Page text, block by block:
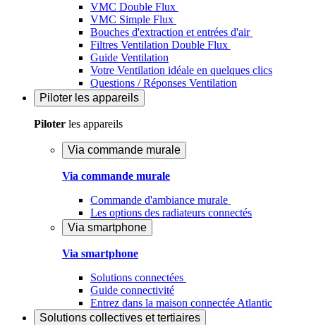
VMC Double Flux
VMC Simple Flux
Bouches d'extraction et entrées d'air
Filtres Ventilation Double Flux
Guide Ventilation
Votre Ventilation idéale en quelques clics
Questions / Réponses Ventilation
Piloter les appareils
Piloter les appareils
Via commande murale
Via commande murale
Commande d'ambiance murale
Les options des radiateurs connectés
Via smartphone
Via smartphone
Solutions connectées
Guide connectivité
Entrez dans la maison connectée Atlantic
Solutions collectives et tertiaires